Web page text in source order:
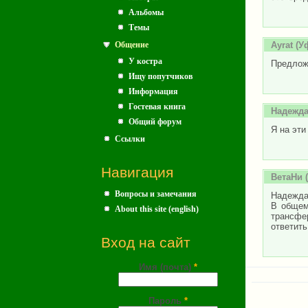
Альбомы
Темы
Общение
У костра
Ищу попутчиков
Информация
Гостевая книга
Общий форум
Ссылки
Навигация
Вопросы и замечания
About this site (english)
Вход на сайт
Имя (почта) *
Пароль *
Ayrat
Надежда
Я на
ВетаНи
В
ответить